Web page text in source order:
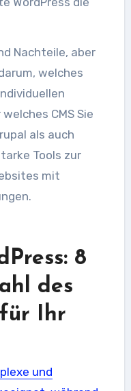
Nachteile, aber
welches
CMS Sie
als auch
Tools zur
mit
8
des
Ihr
und